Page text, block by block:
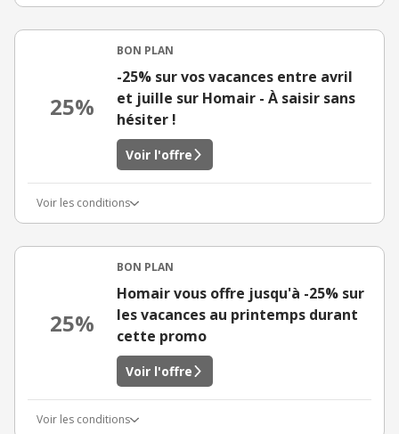
25%
BON PLAN
-25% sur vos vacances entre avril
et juille sur Homair - À saisir sans
hésiter !
Voir l'offre
Voir les conditions
25%
BON PLAN
Homair vous offre jusqu'à -25% sur
les vacances au printemps durant
cette promo
Voir l'offre
Voir les conditions